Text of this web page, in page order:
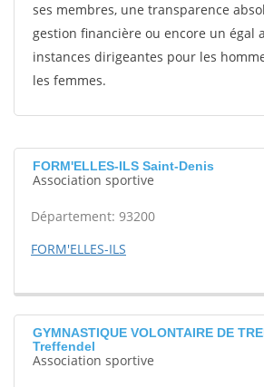
ses membres, une transparence
gestion financière ou encore un égal
instances dirigeantes pour les
les femmes.
FORM'ELLES-ILS Saint-Denis
Association sportive
Département: 93200
FORM'ELLES-ILS
GYMNASTIQUE VOLONTAIRE DE
Treffendel
Association sportive